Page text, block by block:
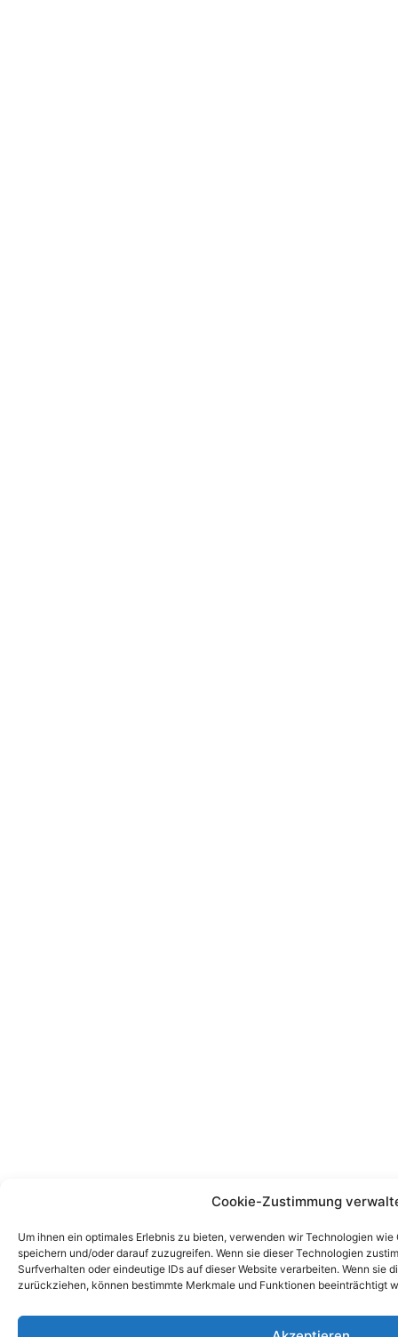
Cookie-Zustimmung
Um ihnen ein optimales Erlebnis zu bieten, verwenden wir Technologien
speichern und/oder darauf zuzugreifen. Wenn sie dieser Technologien
Surfverhalten oder eindeutige IDs auf dieser Website verarbeiten. Wenn sie
zurückziehen, können bestimmte Merkmale und Funktionen beeinträchtigt